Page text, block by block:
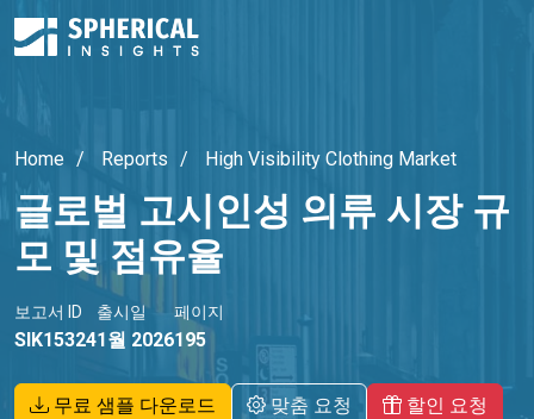
Home Reports High Visibility Clothing Market
글로벌 고시인성 의류 시장 규
모 및 점유율
보고서 ID
SIK15324
출시일
1월 2026
페이지
195
무료 샘플 다운로드 맞춤 요청 할인 요청